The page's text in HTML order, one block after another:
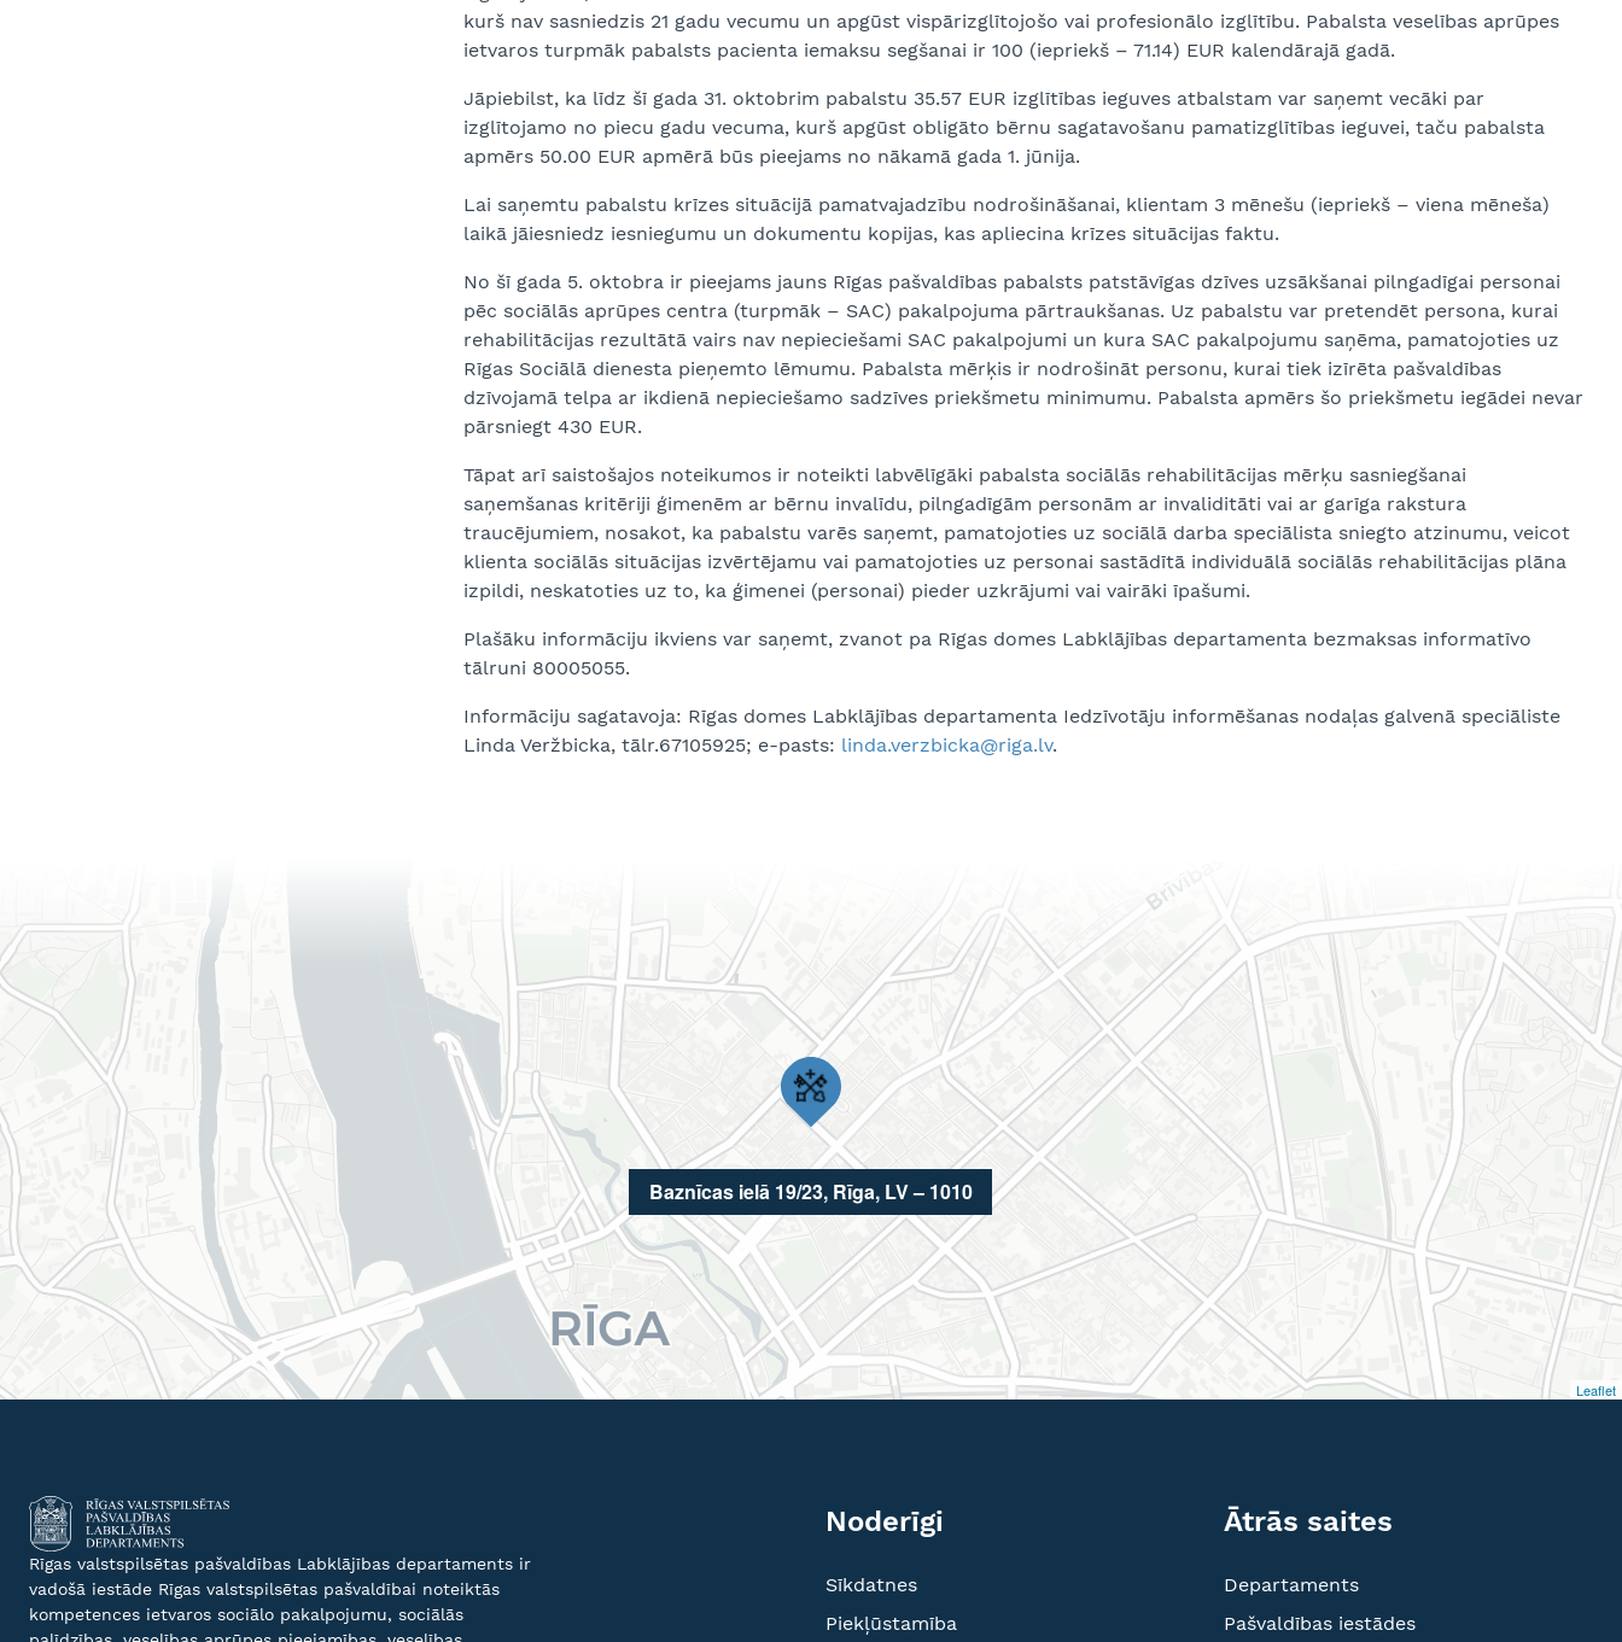
kurš nav sasniedzis 21 gadu vecumu un apgūst vispārizglītojošo vai profesionālo izglītību. Pabalsta veselības aprūpes
ietvaros turpmāk pabalsts pacienta iemaksu segšanai ir 100 (iepriekš – 71.14) EUR kalendārajā gadā.
Jāpiebilst, ka līdz šī gada 31. oktobrim pabalstu 35.57 EUR izglītības ieguves atbalstam var saņemt vecāki par
izglītojamo no piecu gadu vecuma, kurš apgūst obligāto bērnu sagatavošanu pamatizglītības ieguvei, taču pabalsta
apmērs 50.00 EUR apmērā būs pieejams no nākamā gada 1. jūnija.
Lai saņemtu pabalstu krīzes situācijā pamatvajadzību nodrošināšanai, klientam 3 mēnešu (iepriekš – viena mēneša)
laikā jāiesniedz iesniegumu un dokumentu kopijas, kas apliecina krīzes situācijas faktu.
No šī gada 5. oktobra ir pieejams jauns Rīgas pašvaldības pabalsts patstāvīgas dzīves uzsākšanai pilngadīgai personai
pēc sociālās aprūpes centra (turpmāk – SAC) pakalpojuma pārtraukšanas. Uz pabalstu var pretendēt persona, kurai
rehabilitācijas rezultātā vairs nav nepieciešami SAC pakalpojumi un kura SAC pakalpojumu saņēma, pamatojoties uz
Rīgas Sociālā dienesta pieņemto lēmumu. Pabalsta mērķis ir nodrošināt personu, kurai tiek izīrēta pašvaldības
dzīvojamā telpa ar ikdienā nepieciešamo sadzīves priekšmetu minimumu. Pabalsta apmērs šo priekšmetu iegādei nevar
pārsniegt 430 EUR.
Tāpat arī saistošajos noteikumos ir noteikti labvēlīgāki pabalsta sociālās rehabilitācijas mērķu sasniegšanai
saņemšanas kritēriji ģimenēm ar bērnu invalīdu, pilngadīgām personām ar invaliditāti vai ar garīga rakstura
traucējumiem, nosakot, ka pabalstu varēs saņemt, pamatojoties uz sociālā darba speciālista sniegto atzinumu, veicot
klienta sociālās situācijas izvērtējamu vai pamatojoties uz personai sastādītā individuālā sociālās rehabilitācijas plāna
izpildi, neskatoties uz to, ka ģimenei (personai) pieder uzkrājumi vai vairāki īpašumi.
Plašāku informāciju ikviens var saņemt, zvanot pa Rīgas domes Labklājības departamenta bezmaksas informatīvo
tālruni 80005055.
Informāciju sagatavoja: Rīgas domes Labklājības departamenta Iedzīvotāju informēšanas nodaļas galvenā speciāliste
Linda Veržbicka, tālr.67105925; e-pasts: linda.verzbicka@riga.lv.
Baznīcas ielā 19/23, Rīga, LV – 1010
Leaflet
Rīgas valstspilsētas pašvaldības Labklājības departaments ir
vadošā iestāde Rīgas valstspilsētas pašvaldībai noteiktās
kompetences ietvaros sociālo pakalpojumu, sociālās
Noderīgi
Sīkdatnes
Piekļūstamība
Ātrās saites
Departaments
Pašvaldības iestādes